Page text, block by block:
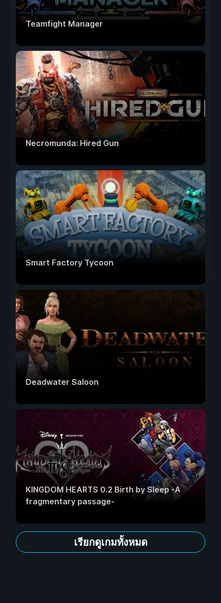
Teamfight Manager
Necromunda: Hired Gun
Smart Factory Tycoon
Deadwater Saloon
KINGDOM HEARTS 0.2 Birth by Sleep -A
fragmentary passage-
เรียกดูเกมทั้งหมด